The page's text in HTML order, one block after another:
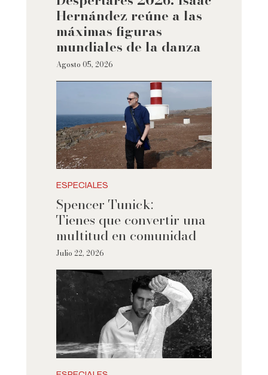
Hernández reúne a las
máximas figuras
mundiales de la danza
Agosto 05, 2026
ESPECIALES
Spencer Tunick:
Tienes que convertir una
multitud en comunidad
Julio 22, 2026